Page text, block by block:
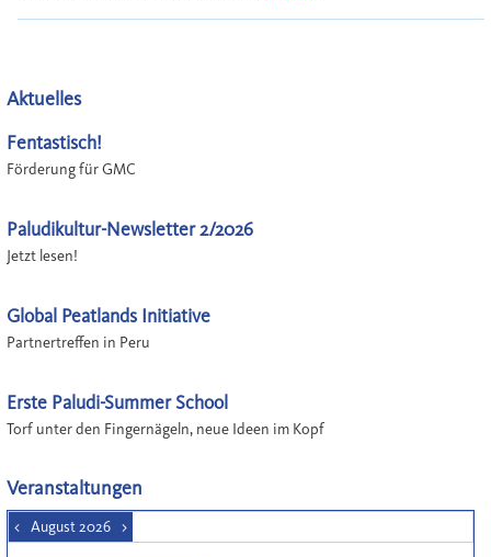
Aktuelles
Fentastisch!
Förderung für GMC
Paludikultur-Newsletter 2/2026
Jetzt lesen!
Global Peatlands Initiative
Partnertreffen in Peru
Erste Paludi-Summer School
Torf unter den Fingernägeln, neue Ideen im Kopf
Veranstaltungen
< August 2026 >